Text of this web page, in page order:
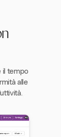
il tempo
alle